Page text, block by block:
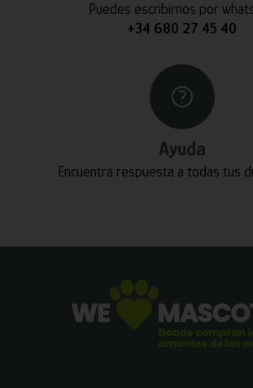
Puedes escribirnos por
+34 680 27 45 40
Ayuda
Encuentra respuesta a todas tus